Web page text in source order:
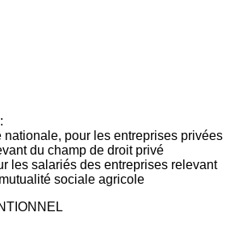
nationale, pour les entreprises privées
du champ de droit privé
les salariés des entreprises relevant
sociale agricole